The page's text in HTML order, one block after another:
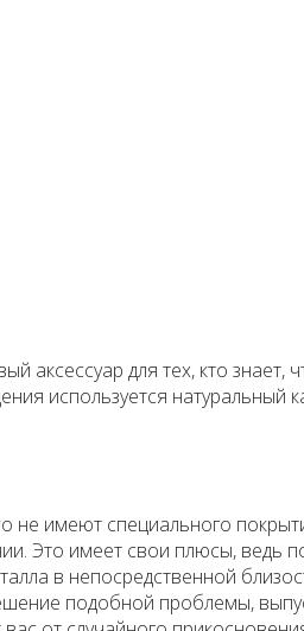
аксессуар для тех, кто знает,
используется натуральный
не имеют специального
Это имеет свои плюсы, ведь
в непосредственной
подобной проблемы,